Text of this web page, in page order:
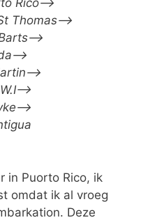
Rico–>
Thomas–>
in Puorto Rico, ik
omdat ik al vroeg
Deze